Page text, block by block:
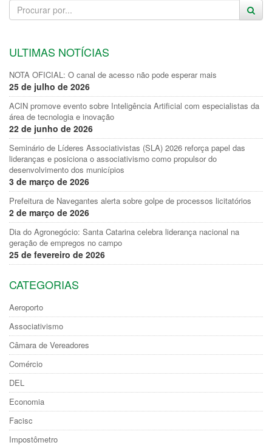
ULTIMAS NOTÍCIAS
NOTA OFICIAL: O canal de acesso não pode esperar mais
25 de julho de 2026
ACIN promove evento sobre Inteligência Artificial com especialistas da
área de tecnologia e inovação
22 de junho de 2026
Seminário de Líderes Associativistas (SLA) 2026 reforça papel das
lideranças e posiciona o associativismo como propulsor do
desenvolvimento dos municípios
3 de março de 2026
Prefeitura de Navegantes alerta sobre golpe de processos licitatórios
2 de março de 2026
Dia do Agronegócio: Santa Catarina celebra liderança nacional na
geração de empregos no campo
25 de fevereiro de 2026
CATEGORIAS
Aeroporto
Associativismo
Câmara de Vereadores
Comércio
DEL
Economia
Facisc
Impostômetro